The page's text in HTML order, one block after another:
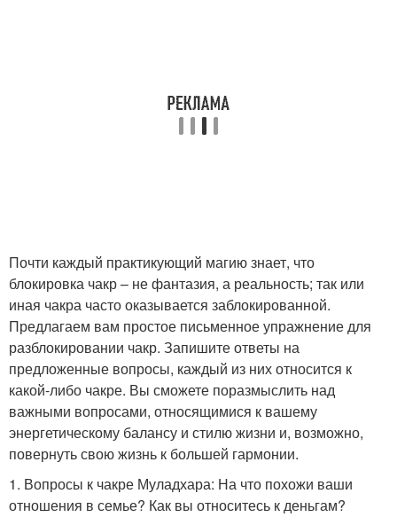
Почти каждый практикующий магию знает, что
блокировка чакр – не фантазия, а реальность; так или
иная чакра часто оказывается заблокированной.
Предлагаем вам простое письменное упражнение для
разблокировании чакр. Запишите ответы на
предложенные вопросы, каждый из них относится к
какой-либо чакре. Вы сможете поразмыслить над
важными вопросами, относящимися к вашему
энергетическому балансу и стилю жизни и, возможно,
повернуть свою жизнь к большей гармонии.
1. Вопросы к чакре Муладхара: На что похожи ваши
отношения в семье? Как вы относитесь к деньгам?